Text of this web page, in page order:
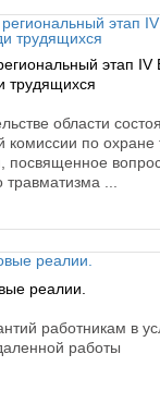
этап IV
трудящихся
области
комиссии по охране
посвященное
травматизма ...
реалии.
работникам в
работы